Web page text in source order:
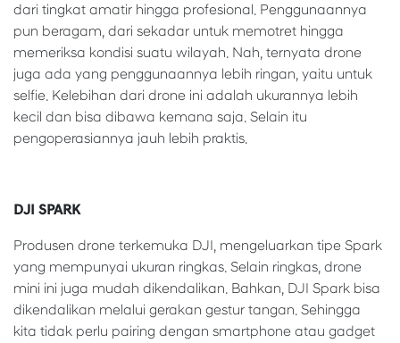
dari tingkat amatir hingga profesional. Penggunaannya
pun beragam, dari sekadar untuk memotret hingga
memeriksa kondisi suatu wilayah. Nah, ternyata drone
juga ada yang penggunaannya lebih ringan, yaitu untuk
selfie. Kelebihan dari drone ini adalah ukurannya lebih
kecil dan bisa dibawa kemana saja. Selain itu
pengoperasiannya jauh lebih praktis.
DJI SPARK
Produsen drone terkemuka DJI, mengeluarkan tipe Spark
yang mempunyai ukuran ringkas. Selain ringkas, drone
mini ini juga mudah dikendalikan. Bahkan, DJI Spark bisa
dikendalikan melalui gerakan gestur tangan. Sehingga
kita tidak perlu pairing dengan smartphone atau gadget